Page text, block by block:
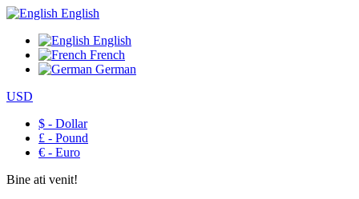
English
English
French
German
USD
$ - Dollar
£ - Pound
€ - Euro
Bine ati venit!